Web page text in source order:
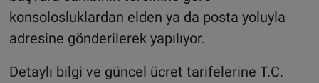
konsolosluklardan elden ya da posta yoluyla
adresine gönderilerek yapılıyor.
Detaylı bilgi ve güncel ücret tarifelerine T.C.